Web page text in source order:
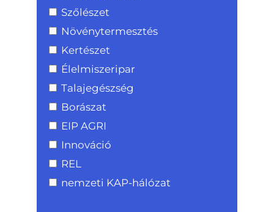
Szőlészet
Növénytermesztés
Kertészet
Élelmiszeripar
Talajegészség
Borászat
EIP AGRI
Innováció
REL
nemzeti KAP-hálózat